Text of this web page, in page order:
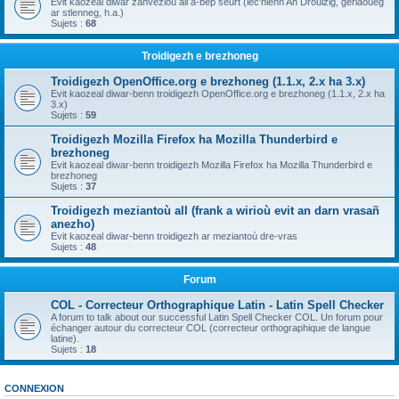
ar stlenneg, h.a.)
Sujets : 68
Troidigezh e brezhoneg
Troidigezh OpenOffice.org e brezhoneg (1.1.x, 2.x ha 3.x)
Evit kaozeal diwar-benn troidigezh OpenOffice.org e brezhoneg (1.1.x, 2.x ha
3.x)
Sujets : 59
Troidigezh Mozilla Firefox ha Mozilla Thunderbird e
brezhoneg
Evit kaozeal diwar-benn troidigezh Mozilla Firefox ha Mozilla Thunderbird e
brezhoneg
Sujets : 37
Troidigezh meziantoù all (frank a wirioù evit an darn vrasañ
anezho)
Evit kaozeal diwar-benn troidigezh ar meziantoù dre-vras
Sujets : 48
Forum
COL - Correcteur Orthographique Latin - Latin Spell Checker
A forum to talk about our successful Latin Spell Checker COL. Un forum pour
échanger autour du correcteur COL (correcteur orthographique de langue
latine).
Sujets : 18
CONNEXION